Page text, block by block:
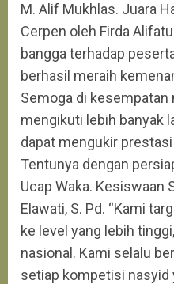
M. Alif Mukhlas. Juara
Cerpen oleh Firda
bangga terhadap
berhasil meraih
Semoga di kesempatan
mengikuti lebih banyak
dapat mengukir
Tentunya dengan
Ucap Waka. Kesiswaan
Elawati, S. Pd. “Kami
ke level yang lebih
nasional. Kami selalu
setiap kompetisi nasyid